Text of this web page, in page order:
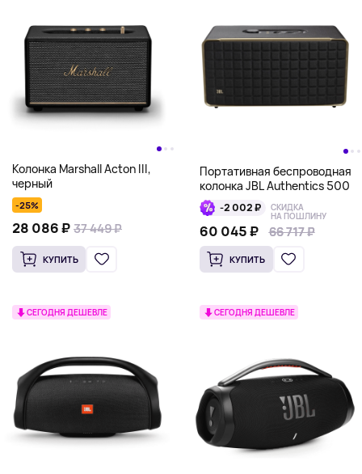
Колонка Marshall Acton III,
черный
-25%
28 086 ₽ 37 449 ₽
КУПИТЬ
Портативная беспроводная
колонка JBL Authentics 500
-2 002 ₽ СКИДКА
НА ПОШЛИНУ
66 717 ₽
60 045 ₽ 66 717 ₽
КУПИТЬ
СЕГОДНЯ ДЕШЕВЛЕ СЕГОДНЯ ДЕШЕВЛЕ